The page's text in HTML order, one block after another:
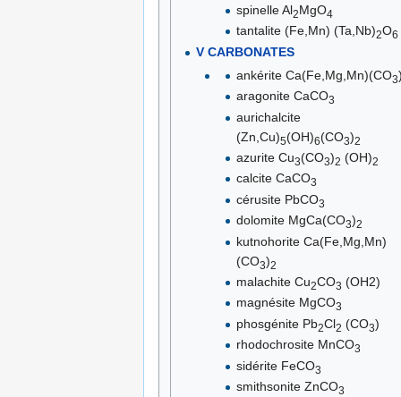
spinelle Al2MgO4
tantalite (Fe,Mn) (Ta,Nb)2O6
V CARBONATES
ankérite Ca(Fe,Mg,Mn)(CO3
aragonite CaCO3
aurichalcite
(Zn,Cu)5(OH)6(CO3)2
azurite Cu3(CO3)2 (OH)2
calcite CaCO3
cérusite PbCO3
dolomite MgCa(CO3)2
kutnohorite Ca(Fe,Mg,Mn)
(CO3)2
malachite Cu2CO3 (OH2)
magnésite MgCO3
phosgénite Pb2Cl2 (CO3)
rhodochrosite MnCO3
sidérite FeCO3
smithsonite ZnCO3